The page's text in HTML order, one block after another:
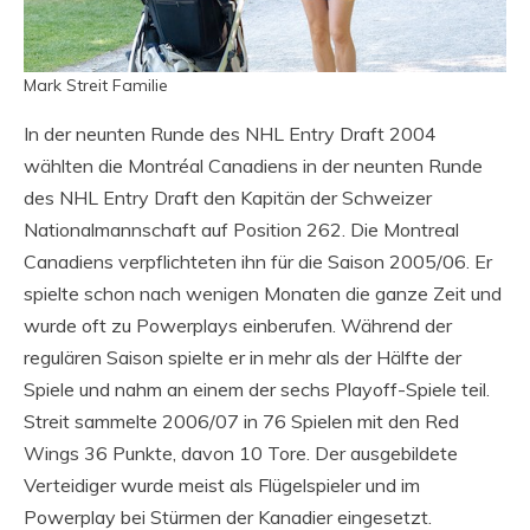
Mark Streit Familie
In der neunten Runde des NHL Entry Draft 2004
wählten die Montréal Canadiens in der neunten Runde
des NHL Entry Draft den Kapitän der Schweizer
Nationalmannschaft auf Position 262. Die Montreal
Canadiens verpflichteten ihn für die Saison 2005/06. Er
spielte schon nach wenigen Monaten die ganze Zeit und
wurde oft zu Powerplays einberufen. Während der
regulären Saison spielte er in mehr als der Hälfte der
Spiele und nahm an einem der sechs Playoff-Spiele teil.
Streit sammelte 2006/07 in 76 Spielen mit den Red
Wings 36 Punkte, davon 10 Tore. Der ausgebildete
Verteidiger wurde meist als Flügelspieler und im
Powerplay bei Stürmen der Kanadier eingesetzt.